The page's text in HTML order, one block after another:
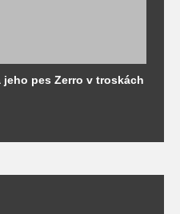
pes Zerro v troskách